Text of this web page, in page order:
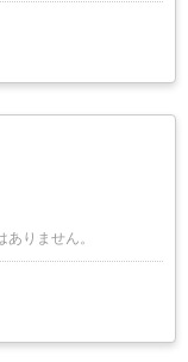
りません。